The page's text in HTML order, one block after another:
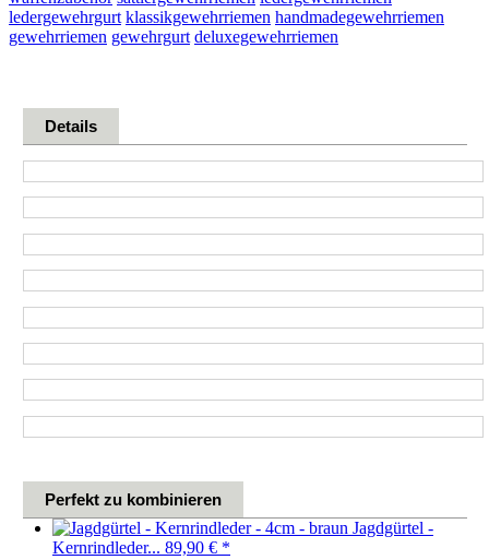
Details
Perfekt zu kombinieren
Jagdgürtel -
Kernrindleder... 89,90 € *
ledergewehrgurt klassikgewehrriemen handmadegewehrriemen
gewehrriemen gewehrgurt deluxegewehrriemen